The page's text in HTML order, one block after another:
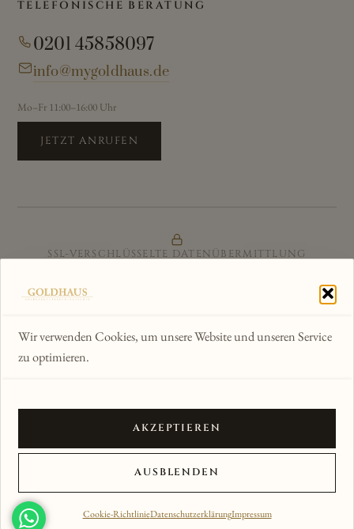
Wir verwenden Cookies, um unsere Website und unseren Service
zu optimieren.
AKZEPTIEREN
AUSBLENDEN
Cookie-RichtlinieDatenschutzerklärungImpressum
TELEFONISCHE BERATUNG
0201 45858097
info@mygoldhaus.de
Mo–Fr 11:00–16:00 Uhr
JETZT ANRUFEN
SSL-VERSCHLÜSSELTE DATENÜBERMITTLUNG
© 2012–2026 Goldhaus am Kornmarkt · Alle Rechte
vorbehalten
ANSICHT